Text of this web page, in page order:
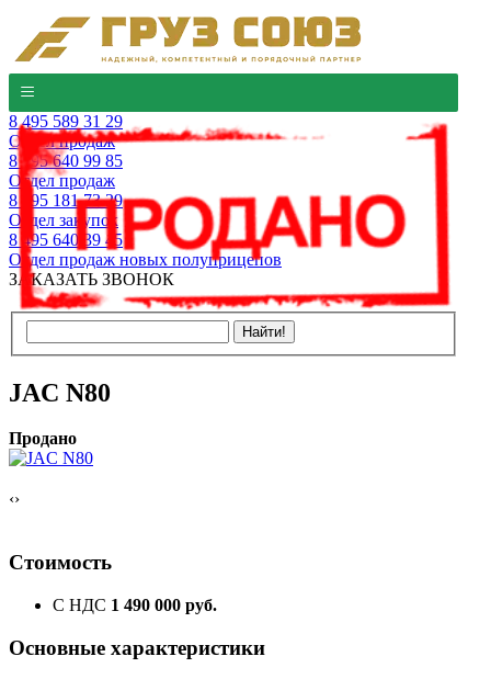
8 495 589 31 29
Отдел продаж
8 495 640 99 85
Отдел продаж
8 495 181 73 29
Отдел закупок
8 495 640 39 45
Отдел продаж новых полуприцепов
ЗАКАЗАТЬ ЗВОНОК
JAC N80
Продано
‹›
Стоимость
С НДС 1 490 000 руб.
Основные характеристики